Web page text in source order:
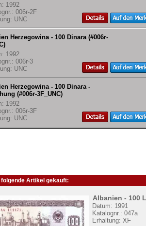
1992
006r-2F
UNC
Herzegowina - 100 Dinara (#006r-
1992
006r-3
UNC
Herzegowina - 100 Dinara -
(#006r-3F_UNC)
1992
006r-3F
UNC
Artikel gekauft:
Albanien - 100
Datum: 1991
Katalognr.: 047a
Erhaltung: XF